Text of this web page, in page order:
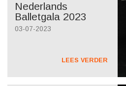
Nederlands
Balletgala 2023
03-07-2023
LEES VERDER